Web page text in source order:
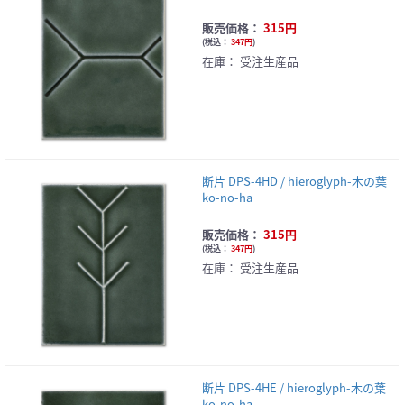
販売価格： 315円
(税込： 347円)
在庫： 受注生産品
断片 DPS-4HD / hieroglyph-木の葉
ko-no-ha
販売価格： 315円
(税込： 347円)
在庫： 受注生産品
断片 DPS-4HE / hieroglyph-木の葉